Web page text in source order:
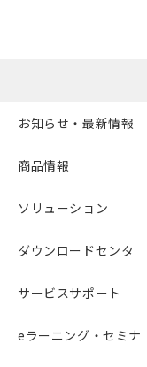
お知らせ・最新情報
商品情報
ソリューション
ダウンロードセンタ
サービスサポート
eラーニング・セミナ